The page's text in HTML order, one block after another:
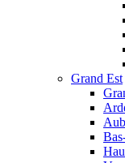
Grand Est